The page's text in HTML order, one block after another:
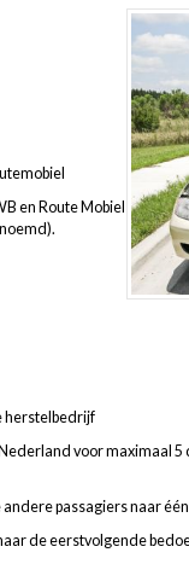
en Route Mobiel
herstelbedrijf
voor maximaal
passagiers naar
de eerstvolgende